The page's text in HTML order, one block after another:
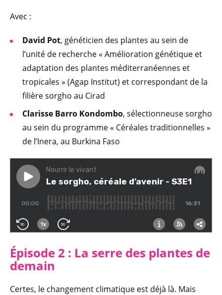
Avec :
David Pot, généticien des plantes au sein de
l’unité de recherche « Amélioration génétique et
adaptation des plantes méditerranéennes et
tropicales » (Agap Institut) et correspondant de la
filière sorgho au Cirad
Clarisse Barro Kondombo, sélectionneuse sorgho
au sein du programme « Céréales traditionnelles »
de l’Inera, au Burkina Faso
Épisode 2 : La serre des plantes de
demain
Certes, le changement climatique est déjà là. Mais